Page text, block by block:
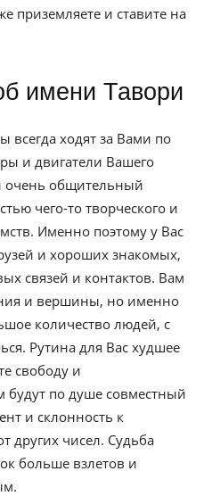
приземляете и ставите на
имени Тавори
всегда ходят за Вами по
и двигатели Вашего
очень общительный
чего-то творческого и
Именно поэтому у Вас
и хороших знакомых,
связей и контактов. Вам
и вершины, но именно
количество людей, с
Рутина для Вас худшее
свободу и
будут по душе совместный
и склонность к
других чисел. Судьба
больше взлетов и